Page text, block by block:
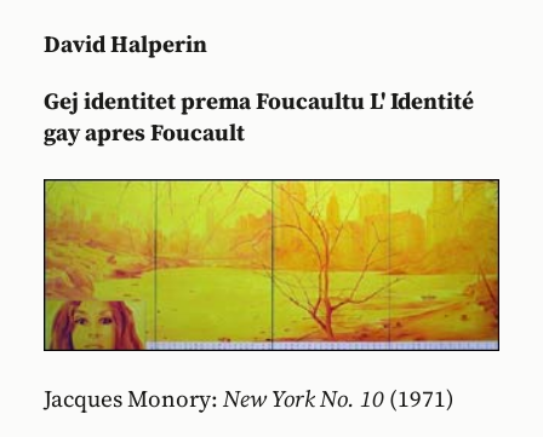
David Halperin
Gej identitet prema FoucaultuL' Identité
gay apres Foucault
Jacques Monory:New York No. 10(1971)